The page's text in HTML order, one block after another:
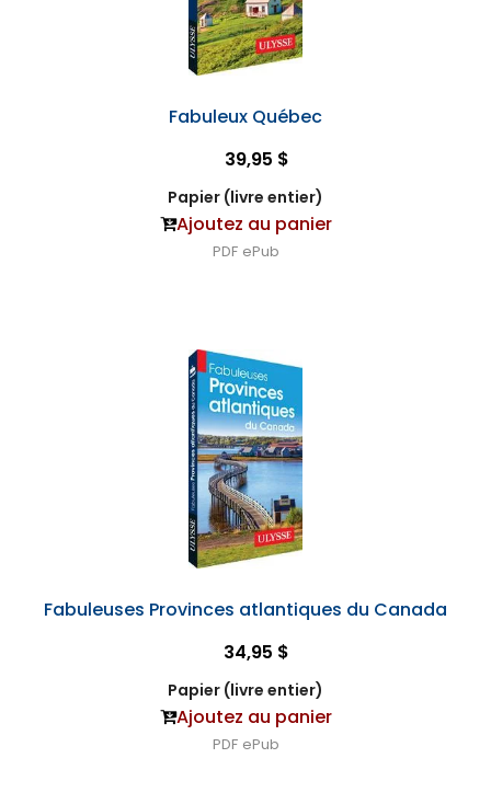
Fabuleux Québec
39,95 $
Papier (livre entier)
Ajoutez au panier
PDF ePub
Fabuleuses Provinces atlantiques du Canada
34,95 $
Papier (livre entier)
Ajoutez au panier
PDF ePub